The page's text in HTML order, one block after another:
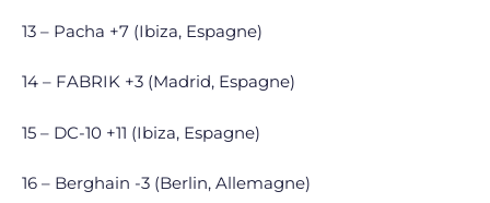
13 – Pacha +7 (Ibiza, Espagne)
14 – FABRIK +3 (Madrid, Espagne)
15 – DC-10 +11 (Ibiza, Espagne)
16 – Berghain -3 (Berlin, Allemagne)